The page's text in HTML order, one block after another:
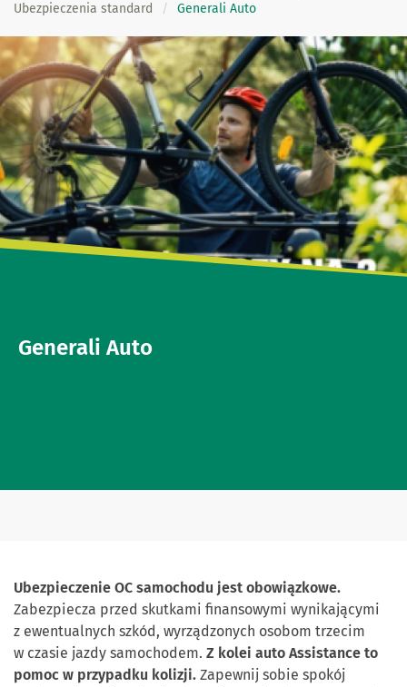
Ubezpieczenia standard
Generali Auto
Generali Auto
Ubezpieczenie OC samochodu jest obowiązkowe.
Zabezpiecza przed skutkami finansowymi wynikającymi
z ewentualnych szkód, wyrządzonych osobom trzecim
w czasie jazdy samochodem. Z kolei auto Assistance to
pomoc w przypadku kolizji. Zapewnij sobie spokój